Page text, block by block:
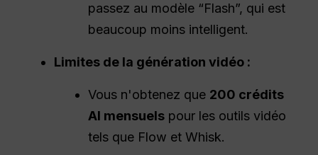
passez au modèle “Flash”, qui est
beaucoup moins intelligent.
Limites de la génération vidéo :
Vous n'obtenez que 200 crédits
AI mensuels pour les outils vidéo
tels que Flow et Whisk.